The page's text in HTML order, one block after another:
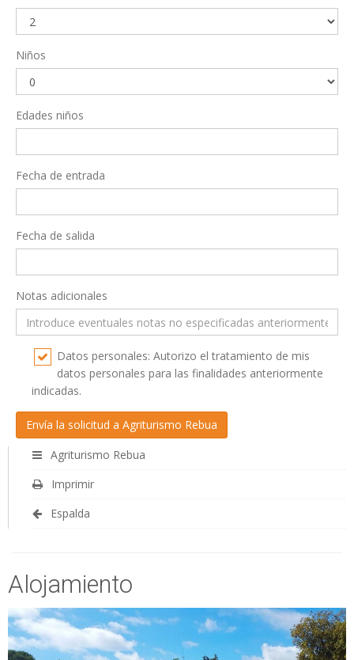
Niños
Edades niños
Fecha de entrada
Fecha de salida
Notas adicionales
Datos personales: Autorizo el tratamiento de mis
datos personales para las finalidades anteriormente
indicadas.
Agriturismo Rebua
Imprimir
Espalda
Alojamiento